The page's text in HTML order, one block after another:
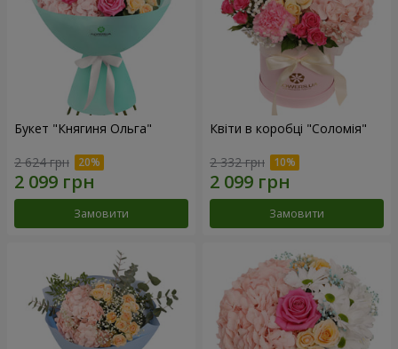
Букет "Княгиня Ольга"
2 624 грн
Замовити
Квіти в коробці "Соломія"
2 332 грн
Замовити